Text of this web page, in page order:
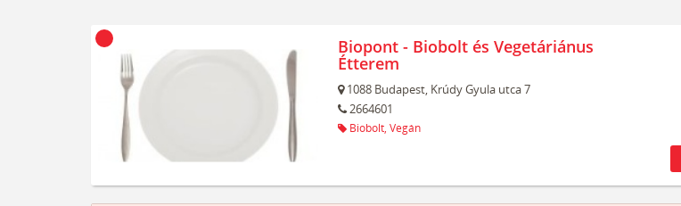
Biopont - Biobolt és Vegetáriánus
Étterem
1088 Budapest, Krúdy Gyula utca 7
2664601
Biobolt, Vegán